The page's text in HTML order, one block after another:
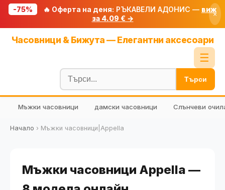
-75% 🔥 Оферта на деня: РЪКАВЕЛИ АДОНИС — виж
за 4.09 € →
×
Часовници & Бижута — Елегантни аксесоари
☰
Блог
🧮 Калкулатори
🔍 Намери продукт
🎁 Подарък
Търси
Мъжки часовници дамски часовници Слънчеви
Начало › Мъжки часовници|Appella
Мъжки часовници Appella —